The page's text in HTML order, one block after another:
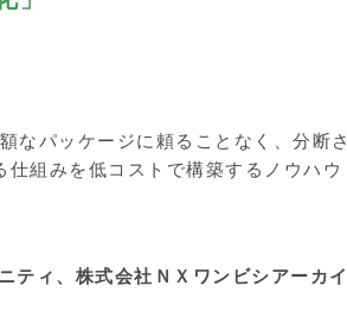
なパッケージに頼ることなく、分断さ
組みを低コストで構築するノウハウ
ティ、株式会社ＮＸワンビシアーカイ